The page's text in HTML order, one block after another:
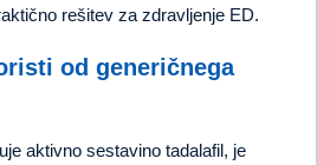
rešitev za zdravljenje ED.
od generičnega
aktivno sestavino tadalafil, je